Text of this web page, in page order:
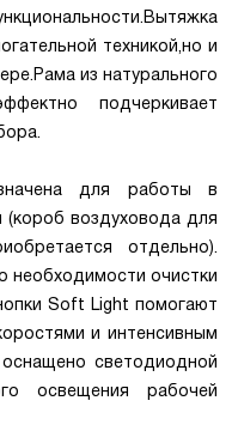
техникой,но и
из натурального
подчеркивает
для работы в
воздуховода для
отдельно).
необходимости очистки
Soft Light помогают
и интенсивным
светодиодной
освещения рабочей